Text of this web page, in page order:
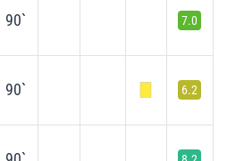
90` 7.0
90` 6.2